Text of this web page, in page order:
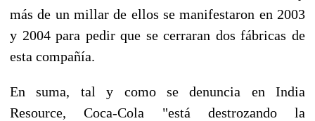
más de un millar de ellos se manifestaron en 2003
y 2004 para pedir que se cerraran dos fábricas de
esta compañía.
En suma, tal y como se denuncia en India
Resource, Coca-Cola "está destrozando la